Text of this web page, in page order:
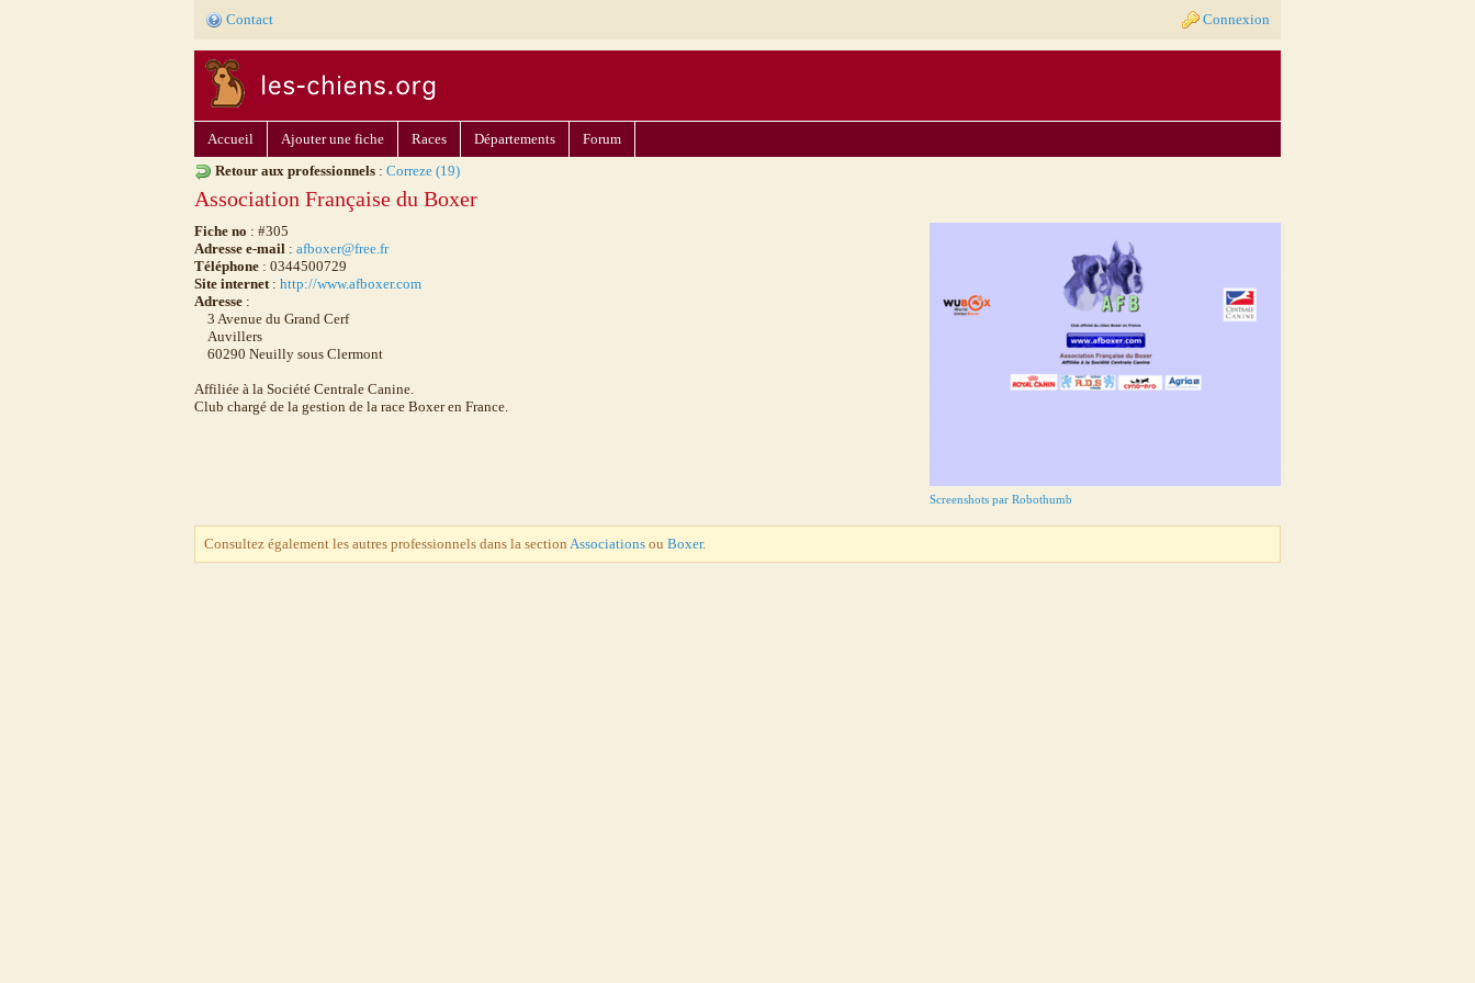
Contact Connexion
Accueil Ajouter une fiche Races Départements
Forum
Retour aux professionnels : Correze (19)
Association Française du Boxer
Fiche no : #305
Adresse e-mail : afboxer@free.fr
Téléphone : 0344500729
Site internet: http://www.afboxer.com
Adresse :
3 Avenue du Grand Cerf
Auvillers
60290 Neuilly sous Clermont
Affiliée à la Société Centrale Canine.
Club chargé de la gestion de la race Boxer en France.
Screenshots par Robothumb
Consultez également les autres professionnels dans la section Associations ou Boxer.